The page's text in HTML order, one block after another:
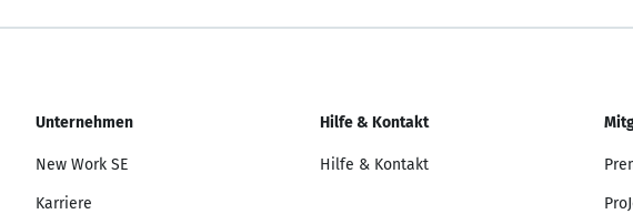
Unternehmen
New Work SE
Karriere
Hilfe & Kontakt
Hilfe & Kontakt